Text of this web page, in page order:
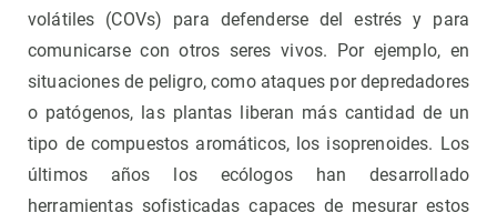
volátiles (COVs) para defenderse del estrés y para
comunicarse con otros seres vivos. Por ejemplo, en
situaciones de peligro, como ataques por depredadores
o patógenos, las plantas liberan más cantidad de un
tipo de compuestos aromáticos, los isoprenoides. Los
últimos años los ecólogos han desarrollado
herramientas sofisticadas capaces de mesurar estos